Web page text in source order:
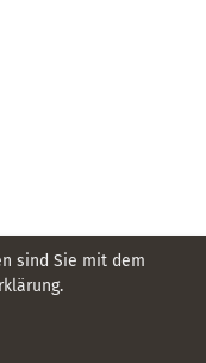
sind Sie mit dem